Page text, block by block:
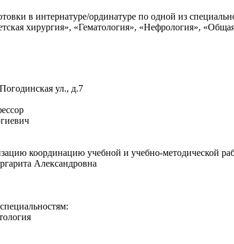
в интернатуре/ординатуре по одной из
хирургия», «Гематология», «Нефрология»,
ул., д.7
координацию учебной и учебно-методической
Александровна